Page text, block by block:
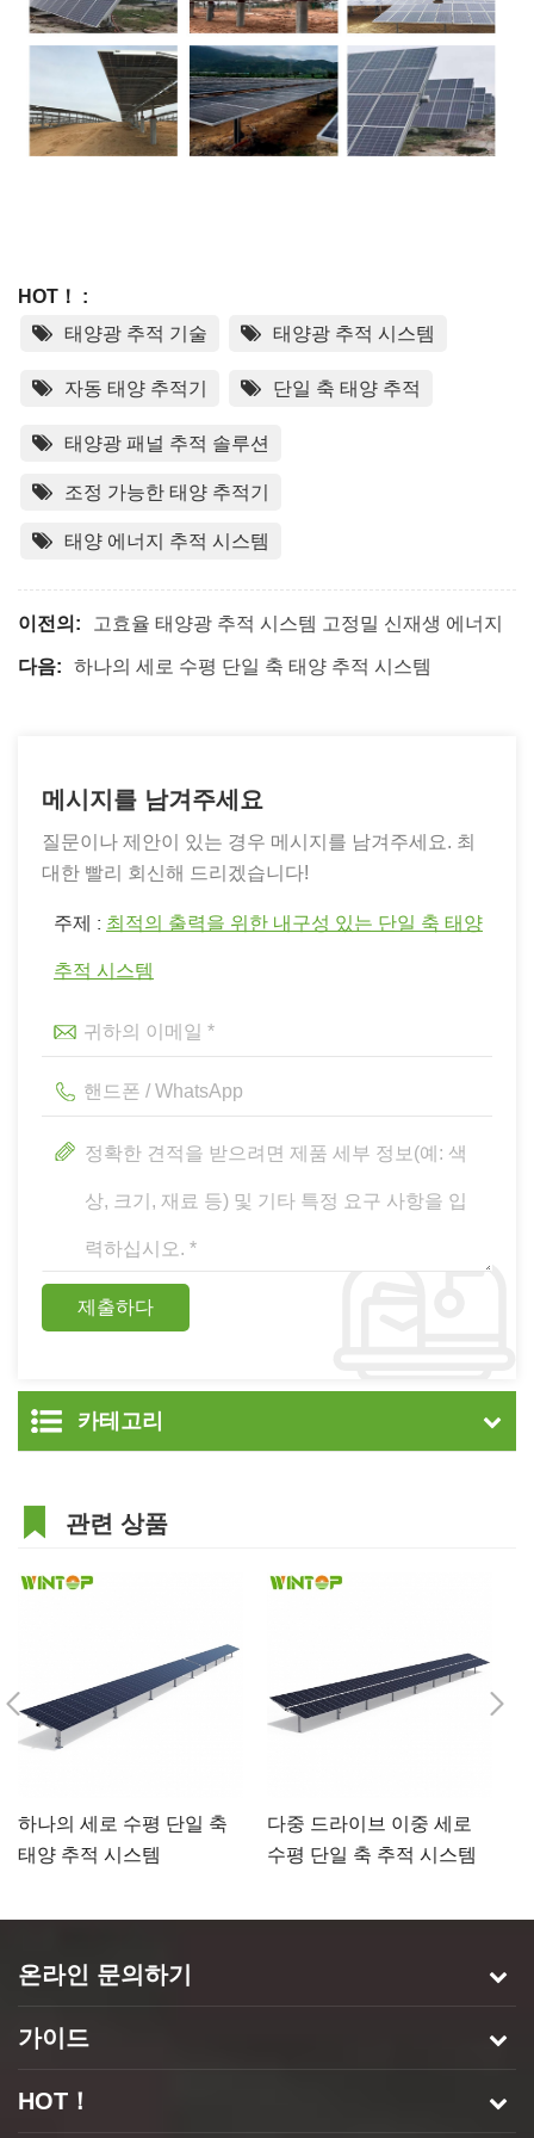
HOT！ :
태양광 추적 기술
태양광 추적 시스템
자동 태양 추적기 단일 축 태양 추적
태양광 패널 추적 솔루션
조정 가능한 태양 추적기
태양 에너지 추적 시스템
이전의: 고효율 태양광 추적 시스템 고정밀 신재생 에너지
다음: 하나의 세로 수평 단일 축 태양 추적 시스템
메시지를 남겨주세요
질문이나 제안이 있는 경우 메시지를 남겨주세요. 최
대한 빨리 회신해 드리겠습니다!
주제 : 최적의 출력을 위한 내구성 있는 단일 축 태양
추적 시스템
카테고리
관련 상품
하나의 세로 수평 단일 축
태양 추적 시스템
다중 드라이브 이중 세로
수평 단일 축 추적 시스템
온라인 문의하기
가이드
HOT！